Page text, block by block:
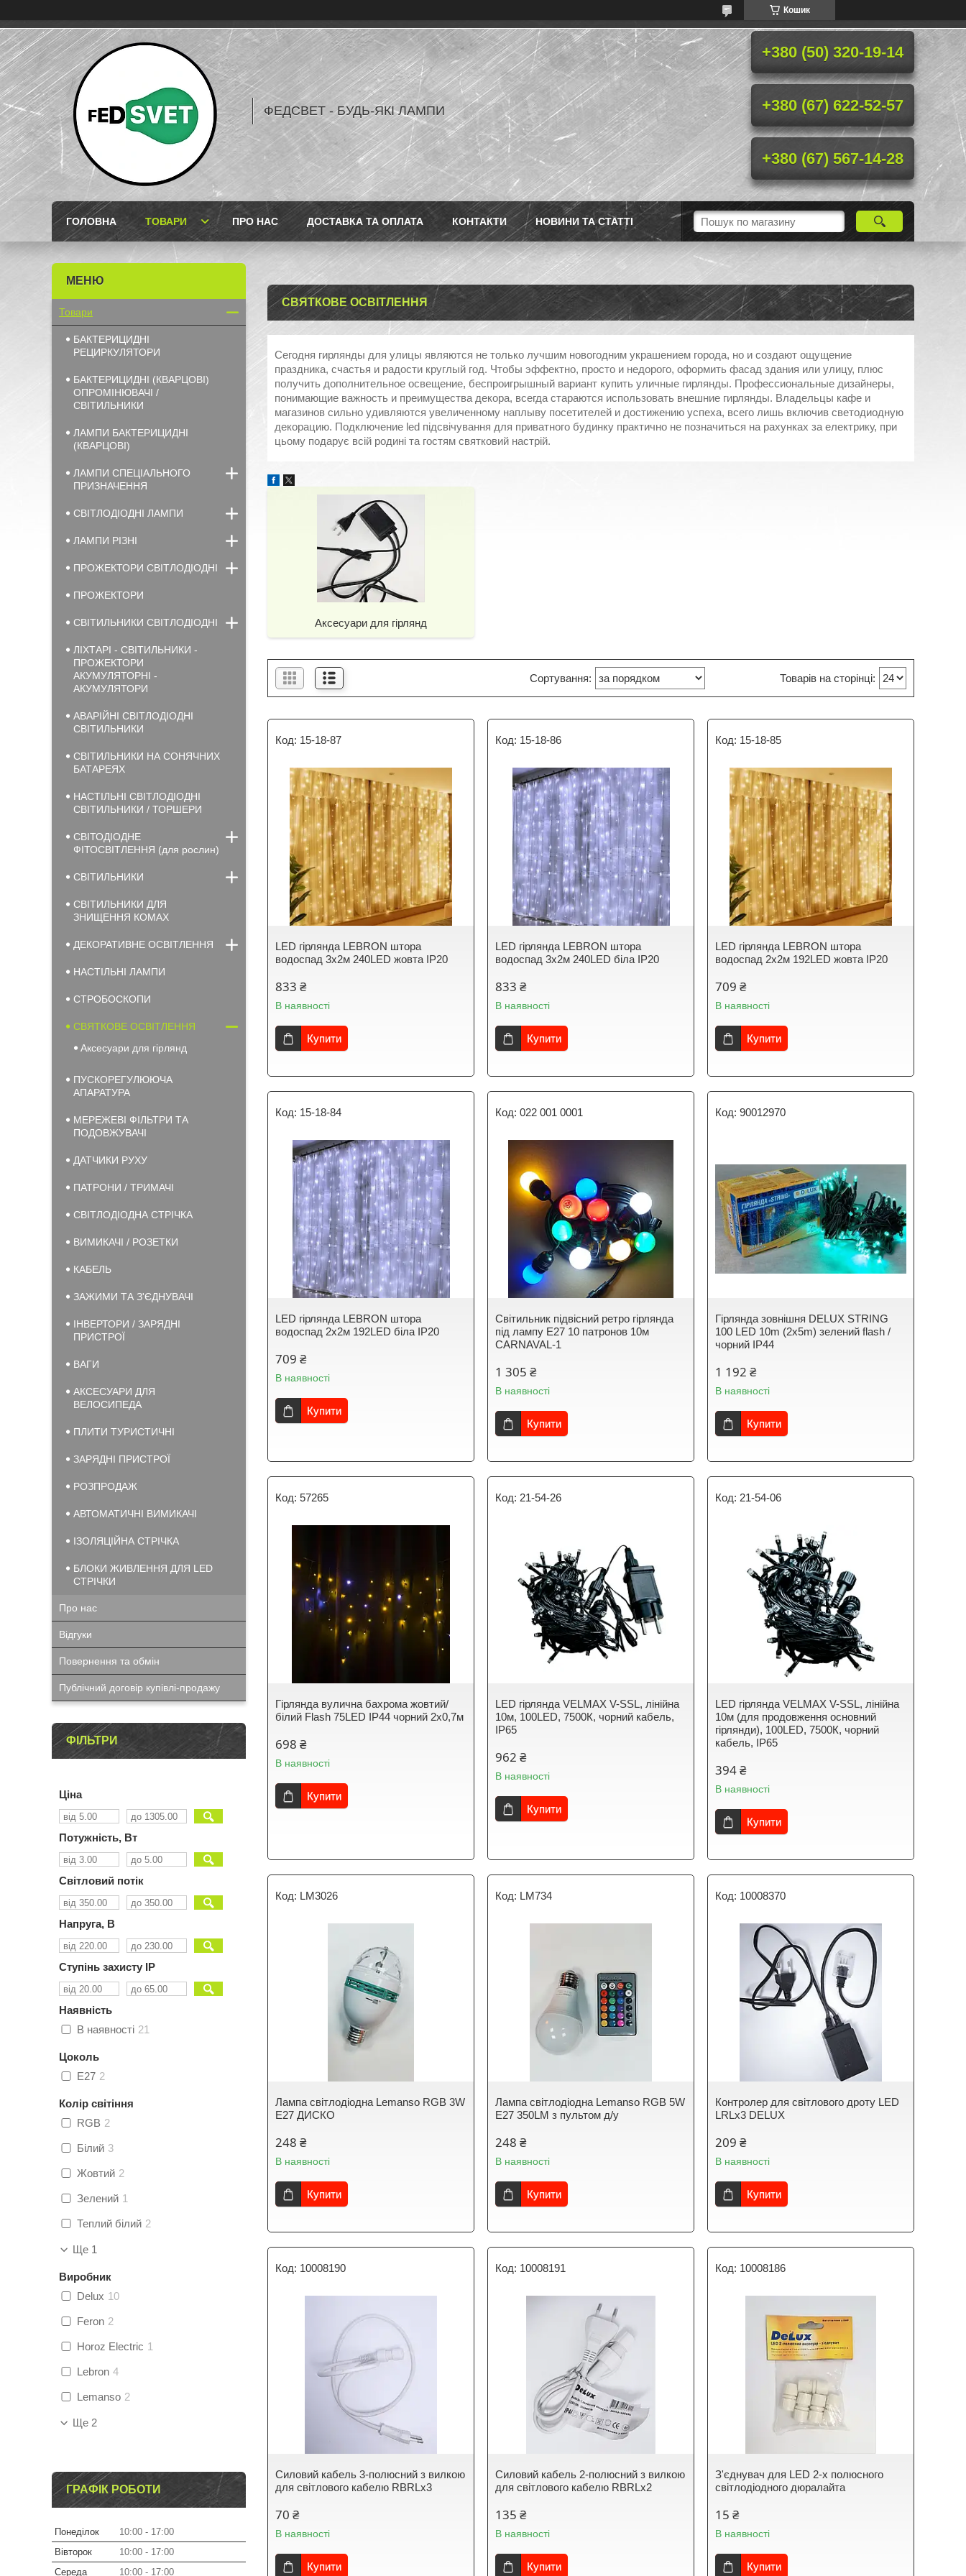
Кошик
ФЕДСВЕТ - БУДЬ-ЯКІ ЛАМПИ
+380 (50) 320-19-14
+380 (67) 622-52-57
+380 (67) 567-14-28
ГОЛОВНА ТОВАРИ ПРО НАС ДОСТАВКА ТА ОПЛАТА КОНТАКТИ НОВИНИ ТА СТАТТІ
СВЯТКОВЕ ОСВІТЛЕННЯ
Сегодня гирлянды для улицы являются не только лучшим новогодним украшением города, но и создают ощущение
праздника, счастья и радости круглый год. Чтобы эффектно, просто и недорого, оформить фасад здания или улицу, плюс
получить дополнительное освещение, беспроигрышный вариант купить уличные гирлянды. Профессиональные дизайнеры,
понимающие важность и преимущества декора, всегда стараются использовать внешние гирлянды. Владельцы кафе и
магазинов сильно удивляются увеличенному наплыву посетителей и достижению успеха, всего лишь включив светодиодную
декорацию. Подключение led підсвічування для приватного будинку практично не позначиться на рахунках за електрику, при
цьому подарує всій родині та гостям святковий настрій.
Аксесуари для гірлянд
15-18-87
LED гірлянда LEBRON штора
водоспад 3х2м 240LED жовта IP20
833 ₴
В наявності
Купити
15-18-86
LED гірлянда LEBRON штора
водоспад 3х2м 240LED біла IP20
833 ₴
В наявності
Купити
15-18-85
LED гірлянда LEBRON штора
водоспад 2х2м 192LED жовта IP20
709 ₴
В наявності
Купити
15-18-84
LED гірлянда LEBRON штора
водоспад 2х2м 192LED біла IP20
709 ₴
В наявності
Купити
022 001 0001
Світильник підвісний ретро гірлянда
під лампу Е27 10 патронов 10м
CARNAVAL-1
1 305 ₴
В наявності
Купити
90012970
Гірлянда зовнішня DELUX STRING
100 LED 10m (2x5m) зелений flash /
чорний IP44
1 192 ₴
В наявності
Купити
57265
Гірлянда вулична бахрома жовтий/
білий Flash 75LED IP44 чорний 2x0,7м
698 ₴
В наявності
Купити
21-54-26
LED гірлянда VELMAX V-SSL, лінійна
10м, 100LED, 7500К, чорний кабель,
IP65
962 ₴
В наявності
Купити
21-54-06
LED гірлянда VELMAX V-SSL, лінійна
10м (для продовження основний
гірлянди), 100LED, 7500К, чорний
кабель, IP65
394 ₴
В наявності
Купити
LM3026
Лампа світлодіодна Lemanso RGB 3W
E27 ДИСКО
248 ₴
В наявності
Купити
LM734
Лампа світлодіодна Lemanso RGB 5W
E27 350LM з пультом д/у
248 ₴
В наявності
Купити
10008370
Контролер для світлового дроту LED
LRLx3 DELUX
209 ₴
В наявності
Купити
10008190
Силовий кабель 3-полюсний з вилкою
для світлового кабелю RBRLx3
70 ₴
В наявності
Купити
10008191
Силовий кабель 2-полюсний з вилкою
для світлового кабелю RBRLx2
135 ₴
В наявності
Купити
10008186
З'єднувач для LED 2-х полюсного
світлодіодного дюралайта
15 ₴
В наявності
Купити
Товари
БАКТЕРИЦИДНІ
РЕЦИРКУЛЯТОРИ
БАКТЕРИЦИДНІ (КВАРЦОВІ)
ОПРОМІНЮВАЧІ /
СВІТИЛЬНИКИ
ЛАМПИ БАКТЕРИЦИДНІ
(КВАРЦОВІ)
ЛАМПИ СПЕЦІАЛЬНОГО
ПРИЗНАЧЕННЯ
СВІТЛОДІОДНІ ЛАМПИ
ЛАМПИ РІЗНІ
ПРОЖЕКТОРИ СВІТЛОДІОДНІ
ПРОЖЕКТОРИ
СВІТИЛЬНИКИ СВІТЛОДІОДНІ
ЛІХТАРІ - СВІТИЛЬНИКИ -
ПРОЖЕКТОРИ
АКУМУЛЯТОРНІ -
АКУМУЛЯТОРИ
АВАРІЙНІ СВІТЛОДІОДНІ
СВІТИЛЬНИКИ
СВІТИЛЬНИКИ НА СОНЯЧНИХ
БАТАРЕЯХ
НАСТІЛЬНІ СВІТЛОДІОДНІ
СВІТИЛЬНИКИ / ТОРШЕРИ
СВІТОДІОДНЕ
ФІТОСВІТЛЕННЯ (для рослин)
СВІТИЛЬНИКИ
СВІТИЛЬНИКИ ДЛЯ
ЗНИЩЕННЯ КОМАХ
ДЕКОРАТИВНЕ ОСВІТЛЕННЯ
НАСТІЛЬНІ ЛАМПИ
СТРОБОСКОПИ
СВЯТКОВЕ ОСВІТЛЕННЯ
Аксесуари для гірлянд
ПУСКОРЕГУЛЮЮЧА
АПАРАТУРА
МЕРЕЖЕВІ ФІЛЬТРИ ТА
ПОДОВЖУВАЧІ
ДАТЧИКИ РУХУ
ПАТРОНИ / ТРИМАЧІ
СВІТЛОДІОДНА СТРІЧКА
ВИМИКАЧІ / РОЗЕТКИ
КАБЕЛЬ
ЗАЖИМИ ТА З'ЄДНУВАЧІ
ІНВЕРТОРИ / ЗАРЯДНІ
ПРИСТРОЇ
ВАГИ
АКСЕСУАРИ ДЛЯ
ВЕЛОСИПЕДА
ПЛИТИ ТУРИСТИЧНІ
ЗАРЯДНІ ПРИСТРОЇ
РОЗПРОДАЖ
АВТОМАТИЧНІ ВИМИКАЧІ
ІЗОЛЯЦІЙНА СТРІЧКА
БЛОКИ ЖИВЛЕННЯ ДЛЯ LED
СТРІЧКИ
Про нас
Відгуки
Повернення та обмін
Публічний договір купівлі-продажу
ФІЛЬТРИ
Ціна
Потужність, Вт
Світловий потік
Напруга, В
Ступінь захисту IP
Наявність
В наявності 21
Цоколь
E27 2
Колір світіння
RGB 2
Білий 3
Жовтий 2
Зелений 1
Теплий білий 2
Ще 1
Виробник
Delux 10
Feron 2
Horoz Electric 1
Lebron 4
Lemanso 2
Ще 2
ГРАФІК РОБОТИ
Понеділок 10:00
17:00
Вівторок
10:00
17:00
Середа
10:00 17:00